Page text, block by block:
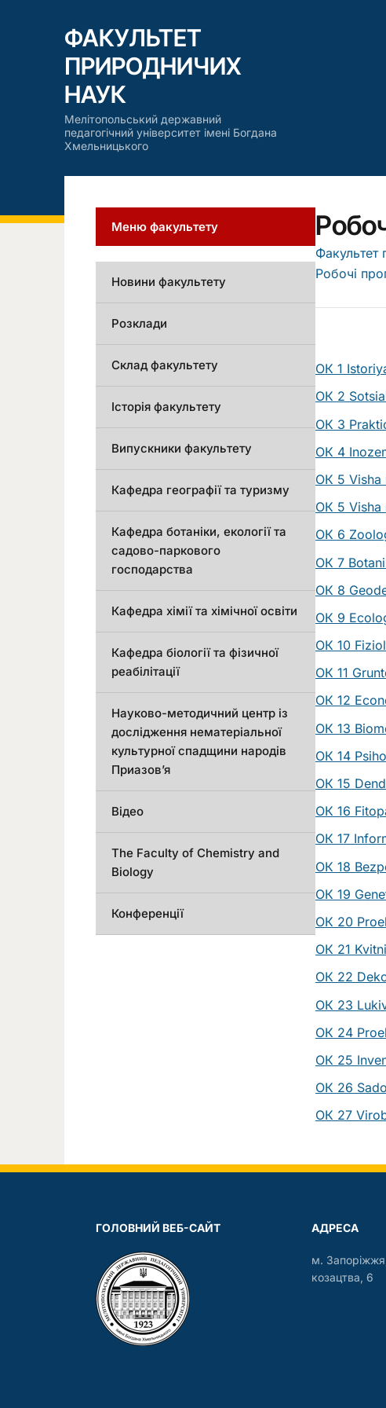
ФАКУЛЬТЕТ
ПРИРОДНИЧИХ
НАУК
Мелітопольський державний
педагогічний університет імені Богдана
Хмельницького
Факультет
Робочі
ОК 1
ОК 2
ОК 3
ОК 4
ОК 5 Visha
ОК 5 Visha
ОК 6
ОК 7
ОК 8
ОК 9
ОК 10
ОК 11
ОК 12
ОК 13
ОК 14
ОК 15
ОК 16
ОК 17
ОК 18
ОК 19
ОК 20
ОК 21
ОК 22
ОК 23
ОК 24
ОК 25
ОК 26
ОК 27
Меню факультету
Новини факультету
Розклади
Склад факультету
Історія факультету
Випускники факультету
Кафедра географії та туризму
Кафедра ботаніки, екології та
садово-паркового
господарства
Кафедра хімії та хімічної освіти
Кафедра біології та фізичної
реабілітації
Науково-методичний центр із
дослідження нематеріальної
культурної спадщини народів
Приазов’я
Відео
The Faculty of Chemistry and
Biology
Конференції
ГОЛОВНИЙ ВЕБ-САЙТ АДРЕСА
м.
козацтва, 6